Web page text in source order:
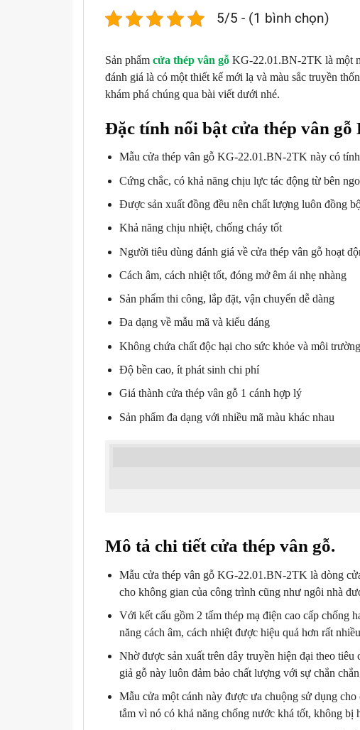
5/5 - (1 bình chọn)
Sản phẩm cửa thép vân gỗ KG-22.01.BN-2TK là một
đánh giá là có một thiết kế mới lạ và màu sắc truyền
khám phá chúng qua bài viết dưới nhé.
Đặc tính nổi bật cửa thép vân gỗ
Mẫu cửa thép vân gỗ KG-22.01.BN-2TK này có
Cứng chắc, có khả năng chịu lực tác động từ bên
Được sản xuất đồng đều nên chất lượng luôn đồng
Khả năng chịu nhiệt, chống cháy tốt
Người tiêu dùng đánh giá về cửa thép vân gỗ hoạt
Cách âm, cách nhiệt tốt, đóng mở êm ái nhẹ nhàng
Sản phẩm thi công, lắp đặt, vận chuyển dễ dàng
Đa dạng về mẫu mã và kiểu dáng
Không chứa chất độc hại cho sức khỏe và môi trường
Độ bền cao, ít phát sinh chi phí
Giá thành cửa thép vân gỗ 1 cánh hợp lý
Sản phẩm đa dạng với nhiều mã màu khác nhau
Mô tả chi tiết cửa thép vân gỗ.
Mẫu cửa thép vân gỗ KG-22.01.BN-2TK là dòng
cho không gian của công trình cũng như ngôi nhà
Với kết cấu gồm 2 tấm thép mạ điện cao cấp chống
năng cách âm, cách nhiệt được hiệu quả hơn rất
Nhờ được sản xuất trên dây truyền hiện đại theo
giả gỗ này luôn đảm bảo chất lượng với sự chắn
Mẫu cửa một cánh này được ưa chuộng sử dụng
tắm vì nó có khả năng chống nước khá tốt, không bị